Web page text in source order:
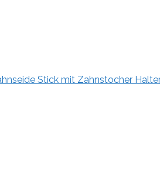
Stick mit Zahnstocher